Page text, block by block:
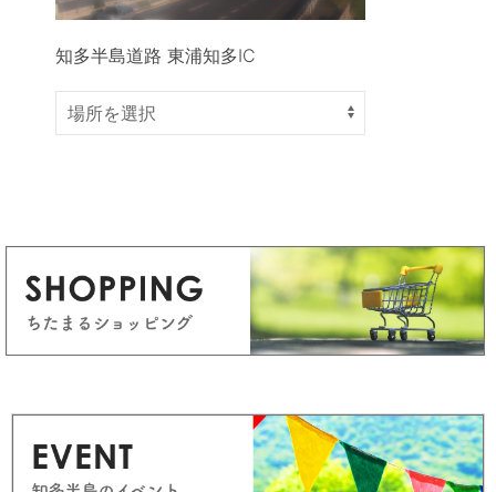
知多半島道路 東浦知多IC